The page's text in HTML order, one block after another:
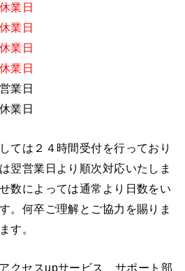
休業日
休業日
休業日
休業日
業日
休業日
ては２４時間受付を行っており
翌営業日より順次対応いたしま
数によっては通常より日数をい
。何卒ご理解とご協力を賜りま
す。
クセスupサービス サポート部